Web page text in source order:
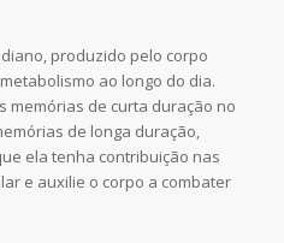
produzido pelo corpo
ao longo do dia.
memórias de curta duração no
de longa duração,
ela tenha contribuição nas
e auxilie o corpo a combater